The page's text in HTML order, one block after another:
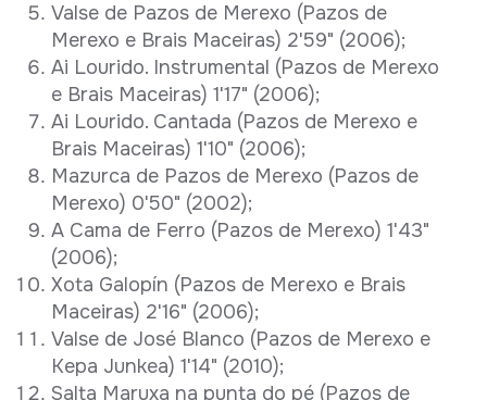
Valse de Pazos de Merexo (Pazos de
Merexo e Brais Maceiras) 2'59" (2006);
Ai Lourido. Instrumental (Pazos de Merexo
e Brais Maceiras) 1'17" (2006);
Ai Lourido. Cantada (Pazos de Merexo e
Brais Maceiras) 1'10" (2006);
Mazurca de Pazos de Merexo (Pazos de
Merexo) 0'50" (2002);
A Cama de Ferro (Pazos de Merexo) 1'43"
(2006);
Xota Galopín (Pazos de Merexo e Brais
Maceiras) 2'16" (2006);
Valse de José Blanco (Pazos de Merexo e
Kepa Junkea) 1'14" (2010);
Salta Maruxa na punta do pé (Pazos de